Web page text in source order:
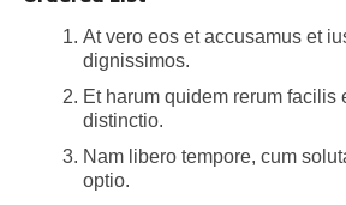
At vero eos et accusamus et
dignissimos.
Et harum quidem rerum facilis
distinctio.
Nam libero tempore, cum
optio.